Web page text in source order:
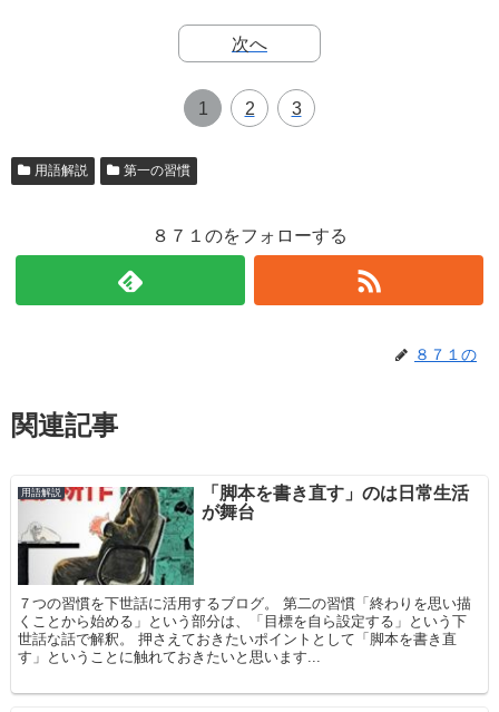
次へ
1 2 3
用語解説 第一の習慣
８７１のをフォローする
８７１の
関連記事
用語解説
「脚本を書き直す」のは日常生活
が舞台
７つの習慣を下世話に活用するブログ。 第二の習慣「終わりを思い描
くことから始める」という部分は、「目標を自ら設定する」という下
世話な話で解釈。 押さえておきたいポイントとして「脚本を書き直
す」ということに触れておきたいと思います...